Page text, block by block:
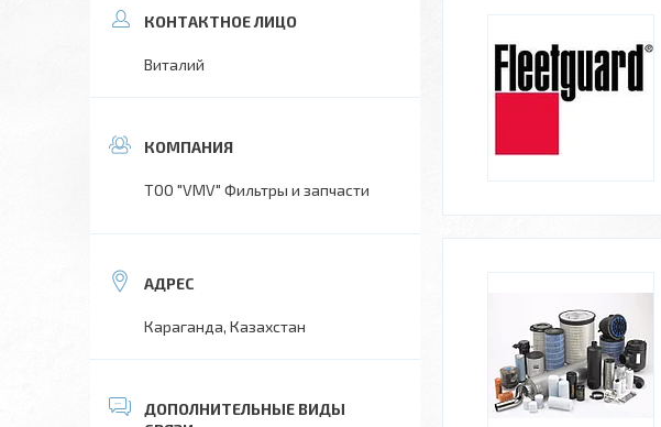
Виталий
ТОО "VMV" Фильтры и запчасти
Караганда, Казахстан